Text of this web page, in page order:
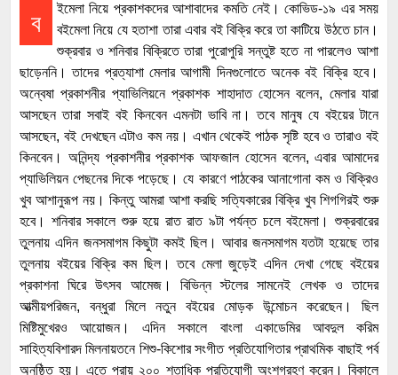
ব
ইমেলা নিয়ে প্রকাশকদের আশাবাদের কমতি নেই। কোভিড-১৯ এর সময়
বইমেলা নিয়ে যে হতাশা তারা এবার বই বিক্রি করে তা কাটিয়ে উঠতে চান।
শুক্রবার ও শনিবার বিক্রিতে তারা পুরোপুরি সন্তুষ্ট হতে না পারলেও আশা
ছাড়েননি। তাদের প্রত্যাশা মেলার আগামী দিনগুলোতে অনেক বই বিক্রি হবে।
অন্বেষা প্রকাশনীর প্যাভিলিয়নে প্রকাশক শাহাদাত হোসেন বলেন, মেলার যারা
আসছেন তারা সবাই বই কিনবেন এমনটা ভাবি না। তবে মানুষ যে বইয়ের টানে
আসছেন, বই দেখছেন এটাও কম নয়। এখান থেকেই পাঠক সৃষ্টি হবে ও তারাও বই
কিনবেন। অনিন্দ্য প্রকাশনীর প্রকাশক আফজাল হোসেন বলেন, এবার আমাদের
প্যাভিলিয়ন পেছনের দিকে পড়েছে। যে কারণে পাঠকের আনাগোনা কম ও বিক্রিও
খুব আশানুরূপ নয়। কিন্তু আমরা আশা করছি সত্যিকারের বিক্রি খুব শিগগিরই শুরু
হবে। শনিবার সকালে শুরু হয়ে রাত রাত ৯টা পর্যন্ত চলে বইমেলা। শুক্রবারের
তুলনায় এদিন জনসমাগম কিছুটা কমই ছিল। আবার জনসমাগম যতটা হয়েছে তার
তুলনায় বইয়ের বিক্রি কম ছিল। তবে মেলা জুড়েই এদিন দেখা গেছে বইয়ের
প্রকাশনা ঘিরে উৎসব আমেজ। বিভিন্ন স্টলের সামনেই লেখক ও তাদের
আত্মীয়পরিজন, বন্ধুরা মিলে নতুন বইয়ের মোড়ক উন্মোচন করেছেন। ছিল
মিষ্টিমুখেরও আয়োজন। এদিন সকালে বাংলা একাডেমির আবদুল করিম
সাহিত্যবিশারদ মিলনায়তনে শিশু-কিশোর সংগীত প্রতিযোগিতার প্রাথমিক বাছাই পর্ব
অনুষ্ঠিত হয়। এতে প্রায় ২০০ শতাধিক প্রতিযোগী অংশগ্রহণ করেন। বিকালে